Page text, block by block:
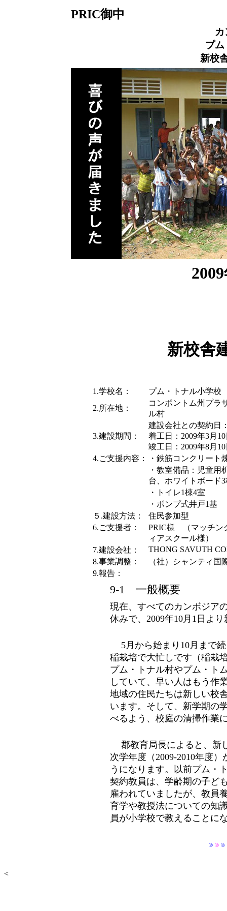
PRIC御中
プム
新校
新校舎
1.学校名：
プム・トナル小学校
2.所在地：
コンポントム州プラ
ル村
3.建設期間：
建設会社との契約日
着工日：2009年3月10
竣工日：2009年8月10
4.ご支援内容：
・鉄筋コンクリート
・教室備品：児童
台、ホワイトボード3
・トイレ1棟4室
・ポンプ式井戸1基
５.建設方法：
住民参加型
6.ご支援者：
PRIC様 （マッチン
ィアスクール様）
7.建設会社：
THONG SAVUTH
8.事業調整：
（社）シャンティ国
9.報告：
9-1 一般概要
現在、すべてのカンボジア
休みで、2009年10月1日よ
5月から始まり10月まで
稲栽培で大忙しです（稲栽
プム・トナル村やプム・ト
していて、早い人はもう作
地域の住民たちは新しい校
います。そして、新学期の
べるよう、校庭の清掃作業
郡教育局長によると、新
次学年度（2009-2010年度
うになります。以前プム・
契約教員は、学齢期の子ど
雇われていましたが、教員
育学や教授法についての知
員が小学校で教えることに
<